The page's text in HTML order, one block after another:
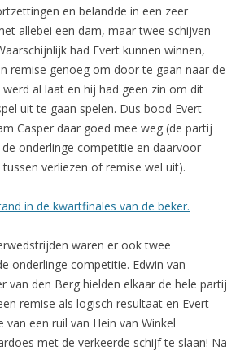
en belandde in een zeer
allebei een dam, maar twee schijven
had Evert kunnen winnen,
remise genoeg om door te gaan naar de
al laat en hij had geen zin om dit
uit te gaan spelen. Dus bood Evert
Casper daar goed mee weg (de partij
onderlinge competitie en daarvoor
verliezen of remise wel uit).
in de kwartfinales van de beker.
waren er ook twee
onderlinge competitie. Edwin van
van den Berg hielden elkaar de hele partij
remise als logisch resultaat en Evert
van een ruil van Hein van Winkel
met de verkeerde schijf te slaan! Na